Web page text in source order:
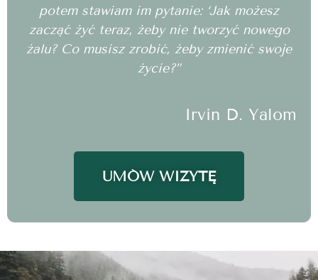
potem stawiam im pytanie: ‘Jak możesz
zacząć żyć teraz, żeby nie tworzyć nowego
żalu? Co musisz zrobić, żeby zmienić swoje
życie?”
Irvin D. Yalom
UMÓW WIZYTĘ